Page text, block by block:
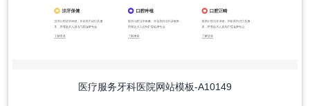
医疗服务牙科医院网站模板-A10149